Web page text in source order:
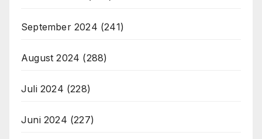
September 2024 (241)
August 2024 (288)
Juli 2024 (228)
Juni 2024 (227)